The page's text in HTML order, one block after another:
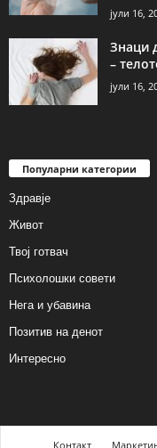
јули 16,
Знаци
–
јули 16,
Популарни категории
Здравје
Живот
Твој готвач
Психолошки совети
Нега и убавина
Позитив на денот
Интересно
Контакт